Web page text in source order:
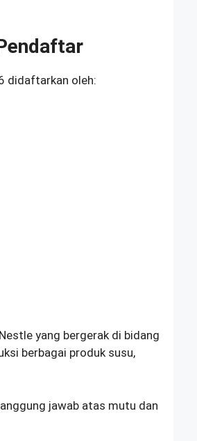
didaftarkan oleh:
yang bergerak di bidang
berbagai produk susu,
jawab atas mutu dan